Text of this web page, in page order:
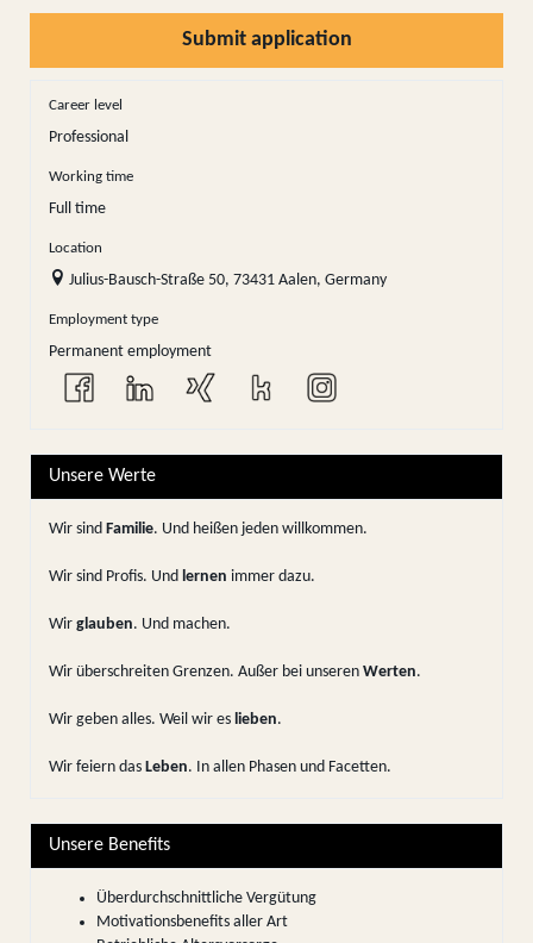
Submit application
Career level
Professional
Working time
Full time
Location
Julius-Bausch-Straße 50, 73431 Aalen, Germany
Employment type
Permanent employment
Unsere Werte
Wir sind Familie. Und heißen jeden willkommen.
Wir sind Profis. Und lernen immer dazu.
Wir glauben. Und machen.
Wir überschreiten Grenzen. Außer bei unseren Werten.
Wir geben alles. Weil wir es lieben.
Wir feiern das Leben. In allen Phasen und Facetten.
Unsere Benefits
Überdurchschnittliche Vergütung
Motivationsbenefits aller Art